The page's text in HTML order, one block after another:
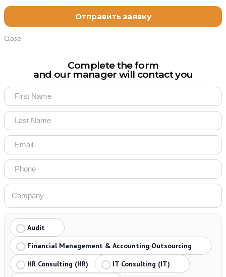
Close
Complete the form
and our manager will contact you
Audit
Financial Management & Accounting Outsourcing
HR Consulting (HR)
IT Consulting (IT)